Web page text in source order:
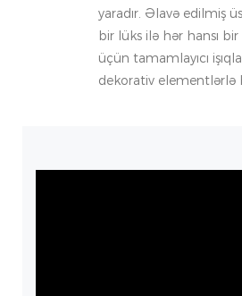
yaradır. Əlavə edilmiş
bir lüks ilə hər hansı
üçün tamamlayıcı
dekorativ elementlərlə